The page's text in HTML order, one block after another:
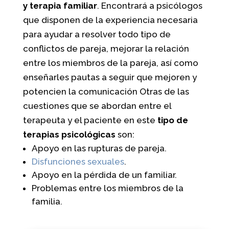
y terapia familiar. Encontrará a psicólogos
que disponen de la experiencia necesaria
para ayudar a resolver todo tipo de
conflictos de pareja, mejorar la relación
entre los miembros de la pareja, así como
enseñarles pautas a seguir que mejoren y
potencien la comunicación Otras de las
cuestiones que se abordan entre el
terapeuta y el paciente en este tipo de
terapias psicológicas son:
Apoyo en las rupturas de pareja.
Disfunciones sexuales.
Apoyo en la pérdida de un familiar.
Problemas entre los miembros de la
familia.